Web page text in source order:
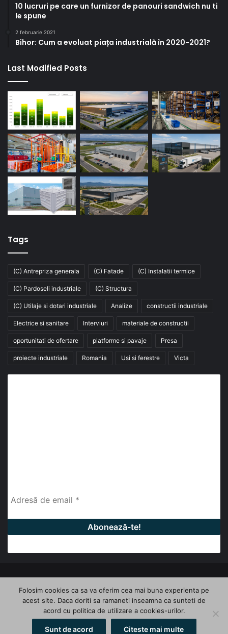
10 lucruri pe care un furnizor de panouri sandwich nu ti
le spune
2 februarie 2021
Bihor: Cum a evoluat piața industrială în 2020-2021?
Last Modified Posts
Tags
(C) Antrepriza generala (C) Fatade (C) Instalatii termice
(C) Pardoseli industriale (C) Structura
(C) Utilaje si dotari industriale Analize constructii industriale
Electrice si sanitare Interviuri materiale de constructii
oportunitati de ofertare platforme si pavaje Presa
proiecte industriale Romania Usi si ferestre Victa
FacebookLinkedInYouTube
Folosim cookies ca sa va oferim cea mai buna experienta pe
acest site. Daca doriti sa ramaneti inseamna ca sunteti de
acord cu politica de utilizare a cookies-urilor.
Sunt de acord Citeste mai multe